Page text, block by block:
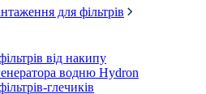
для фільтрів
від накипу
водню Hydron
глечиків